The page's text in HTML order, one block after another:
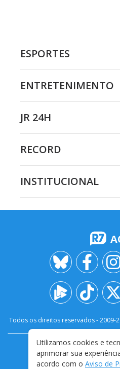
ESPORTES
ENTRETENIMENTO
JR 24H
RECORD
INSTITUCIONAL
Todos os direitos reservados - 2009-
FALE
TERMOS E
Utilizamos cookies e
aprimorar sua
acordo com o Aviso de